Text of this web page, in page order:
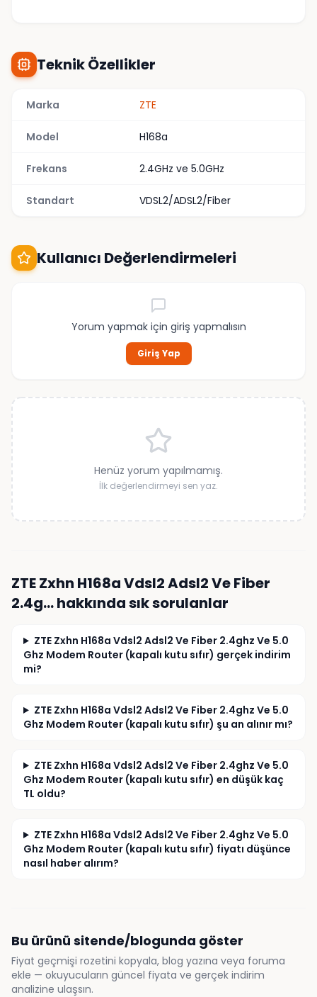
Teknik Özellikler
Marka ZTE
Model H168a
Frekans 2.4GHz ve 5.0GHz
Standart VDSL2/ADSL2/Fiber
Kullanıcı Değerlendirmeleri
Yorum yapmak için giriş yapmalısın
Giriş Yap
Henüz yorum yapılmamış.
İlk değerlendirmeyi sen yaz.
ZTE Zxhn H168a Vdsl2 Adsl2 Ve Fiber
2.4g…hakkında sık sorulanlar
ZTE Zxhn H168a Vdsl2 Adsl2 Ve Fiber 2.4ghz Ve 5.0
Ghz Modem Router (kapalı kutu sıfır) gerçek indirim
mi?
ZTE Zxhn H168a Vdsl2 Adsl2 Ve Fiber 2.4ghz Ve 5.0
Ghz Modem Router (kapalı kutu sıfır) şu an alınır mı?
ZTE Zxhn H168a Vdsl2 Adsl2 Ve Fiber 2.4ghz Ve 5.0
Ghz Modem Router (kapalı kutu sıfır) en düşük kaç
TL oldu?
ZTE Zxhn H168a Vdsl2 Adsl2 Ve Fiber 2.4ghz Ve 5.0
Ghz Modem Router (kapalı kutu sıfır) fiyatı düşünce
nasıl haber alırım?
Bu ürünü sitende/blogunda göster
Fiyat geçmişi rozetini kopyala, blog yazına veya foruma
ekle — okuyucuların güncel fiyata ve gerçek indirim
analizine ulaşsın.